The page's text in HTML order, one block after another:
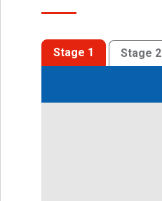
Stage 1 Stage 2